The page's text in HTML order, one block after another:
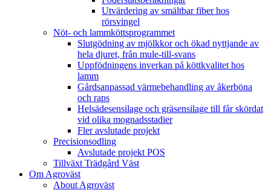
Utvärdering av smältbar fiber hos
rörsvingel
Nöt- och lammköttsprogrammet
Slutgödning av mjölkkor och ökad nyttjande av
hela djuret, från mule-till-svans
Uppfödningens inverkan på köttkvalitet hos
lamm
Gårdsanpassad värmebehandling av åkerböna
och raps
Helsädesensilage och gräsensilage till får skördat
vid olika mognadsstadier
Fler avslutade projekt
Precisionsodling
Avslutade projekt POS
Tillväxt Trädgård Väst
Om Agroväst
About Agroväst